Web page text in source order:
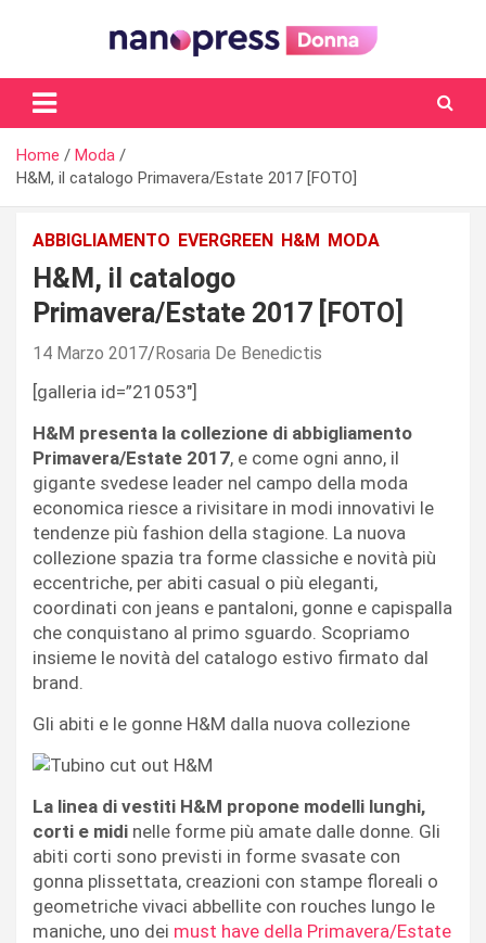
Il magazine femminile di Nanopress.it
Home
Moda
H&M, il catalogo Primavera/Estate 2017 [FOTO]
ABBIGLIAMENTO EVERGREEN H&M MODA
H&M, il catalogo
Primavera/Estate 2017 [FOTO]
14 Marzo 2017 Rosaria De Benedictis
[galleria id=”21053″]
H&M presenta la collezione di abbigliamento
Primavera/Estate 2017, e come ogni anno, il
gigante svedese leader nel campo della moda
economica riesce a rivisitare in modi innovativi le
tendenze più fashion della stagione. La nuova
collezione spazia tra forme classiche e novità più
eccentriche, per abiti casual o più eleganti,
coordinati con jeans e pantaloni, gonne e capispalla
che conquistano al primo sguardo. Scopriamo
insieme le novità del catalogo estivo firmato dal
brand.
Gli abiti e le gonne H&M dalla nuova collezione
La linea di vestiti H&M propone modelli lunghi,
corti e midi nelle forme più amate dalle donne. Gli
abiti corti sono previsti in forme svasate con
gonna plissettata, creazioni con stampe floreali o
geometriche vivaci abbellite con rouches lungo le
maniche, uno dei must have della Primavera/Estate